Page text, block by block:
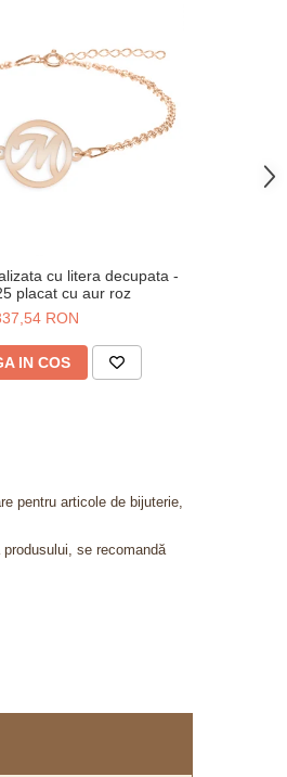
cu litera decupata -
placat cu aur roz
RON
IN COS
pentru articole de bijuterie,
se recomandă